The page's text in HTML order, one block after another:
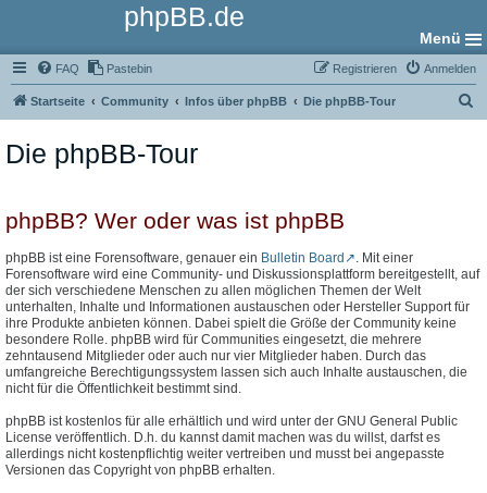
phpBB.de
Menü
FAQ Pastebin Anmelden
Registrieren
Startseite Community Infos über phpBB Die phpBB-Tour
Die phpBB-Tour
phpBB? Wer oder was ist phpBB
phpBB ist eine Forensoftware, genauer ein Bulletin Board
. Mit einer
Forensoftware wird eine Community- und Diskussionsplattform bereitgestellt, auf
der sich verschiedene Menschen zu allen möglichen Themen der Welt
unterhalten, Inhalte und Informationen austauschen oder Hersteller Support für
ihre Produkte anbieten können. Dabei spielt die Größe der Community keine
besondere Rolle. phpBB wird für Communities eingesetzt, die mehrere
zehntausend Mitglieder oder auch nur vier Mitglieder haben. Durch das
umfangreiche Berechtigungssystem lassen sich auch Inhalte austauschen, die
nicht für die Öffentlichkeit bestimmt sind.
phpBB ist kostenlos für alle erhältlich und wird unter der GNU General Public
License veröffentlich. D.h. du kannst damit machen was du willst, darfst es
allerdings nicht kostenpflichtig weiter vertreiben und musst bei angepasste
Versionen das Copyright von phpBB erhalten.